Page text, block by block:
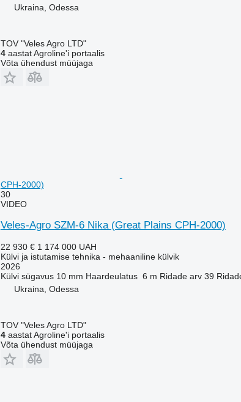
Ukraina, Odessa
TOV "Veles Agro LTD"
4aastat Agroline'i portaalis
Võta ühendust müüjaga
CPH-2000)
30
VIDEO
Veles-Agro SZM-6 Nika (Great Plains CPH-2000)
22 930 € 1 174 000 UAH
Külvi ja istutamise tehnika - mehaaniline külvik
2026
Külvi sügavus 10 mm Haardeulatus 6 m Ridade arv 39
Ukraina, Odessa
TOV "Veles Agro LTD"
4aastat Agroline'i portaalis
Võta ühendust müüjaga